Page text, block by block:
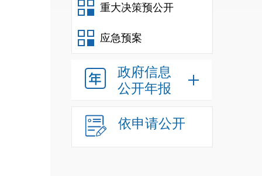
重大决策预公开
应急预案
政府信息
公开年报
依申请公开